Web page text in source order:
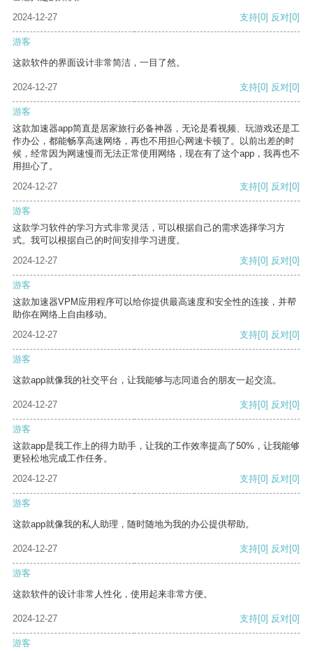
2024-12-27
支持[0] 反对[0]
游客
这款软件的界面设计非常简洁，一目了然。
2024-12-27 支持[0] 反对[0]
游客
这款加速器app简直是居家旅行必备神器，无论是看视频、玩游戏还是工
作办公，都能畅享高速网络，再也不用担心网速卡顿了。以前出差的时
候，经常因为网速慢而无法正常使用网络，现在有了这个app，我再也不
用担心了。
2024-12-27
支持[0] 反对[0]
游客
这款学习软件的学习方式非常灵活，可以根据自己的需求选择学习方
式。我可以根据自己的时间安排学习进度。
2024-12-27
支持[0] 反对[0]
游客
这款加速器VPM应用程序可以给你提供最高速度和安全性的连接，并帮
助你在网络上自由移动。
2024-12-27
支持[0] 反对[0]
游客
这款app就像我的社交平台，让我能够与志同道合的朋友一起交流。
2024-12-27 支持[0] 反对[0]
游客
这款app是我工作上的得力助手，让我的工作效率提高了50%，让我能够
更轻松地完成工作任务。
2024-12-27
支持[0] 反对[0]
游客
这款app就像我的私人助理，随时随地为我的办公提供帮助。
2024-12-27 支持[0] 反对[0]
游客
这款软件的设计非常人性化，使用起来非常方便。
2024-12-27 支持[0] 反对[0]
游客